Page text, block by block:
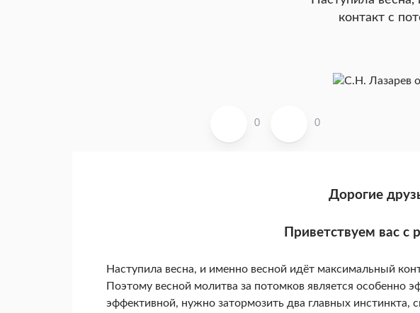
контакт с
0 0
Дорогие
Приветствуем вас с
Наступила весна, и именно весной идёт максимальный
Поэтому весной молитва за потомков является особенно
эффективной, нужно затормозить два главных